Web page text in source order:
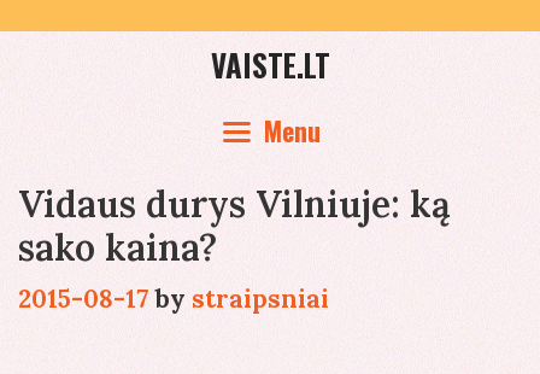
content
VAISTE.LT
Menu
Vidaus durys Vilniuje: ką
sako kaina?
2015-08-17by straipsniai